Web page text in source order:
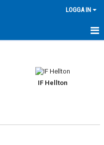
LOGGA IN
IF Hellton